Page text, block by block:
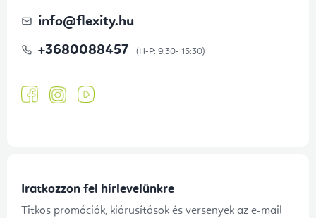
info@flexity.hu
+3680088457
Iratkozzon fel hírlevelünkre
Titkos promóciók, kiárusítások és versenyek az e-mail